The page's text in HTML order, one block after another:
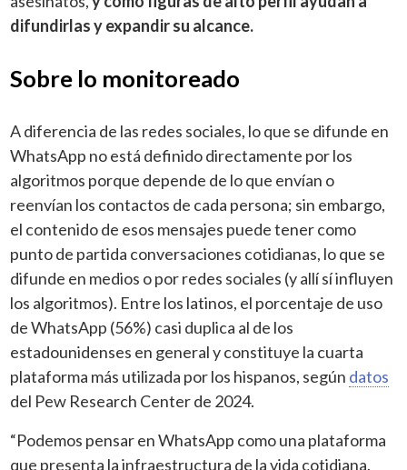
difundirlas y expandir su alcance.
Sobre lo monitoreado
A diferencia de las redes sociales, lo que se difunde en
WhatsApp no está definido directamente por los
algoritmos porque depende de lo que envían o
reenvían los contactos de cada persona; sin embargo,
el contenido de esos mensajes puede tener como
punto de partida conversaciones cotidianas, lo que se
difunde en medios o por redes sociales (y allí sí influyen
los algoritmos). Entre los latinos, el porcentaje de uso
de WhatsApp (56%) casi duplica al de los
estadounidenses en general y constituye la cuarta
plataforma más utilizada por los hispanos, según datos
del Pew Research Center de 2024.
“Podemos pensar en WhatsApp como una plataforma
que presenta la infraestructura de la vida cotidiana.